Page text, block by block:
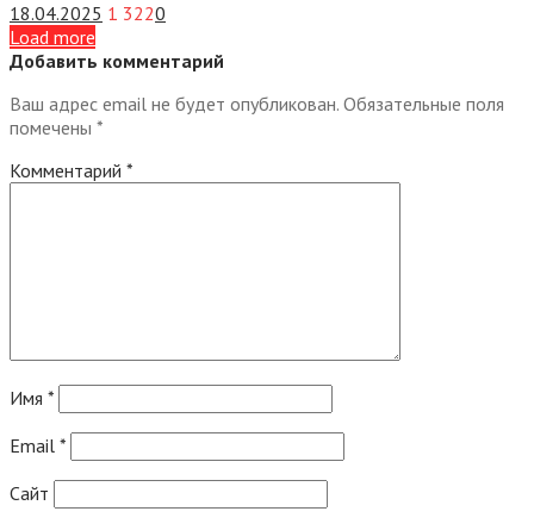
18.04.2025 1 3220
Load more
Добавить комментарий
Ваш адрес email не будет опубликован. Обязательные поля
помечены *
Комментарий *
Имя *
Email *
Сайт